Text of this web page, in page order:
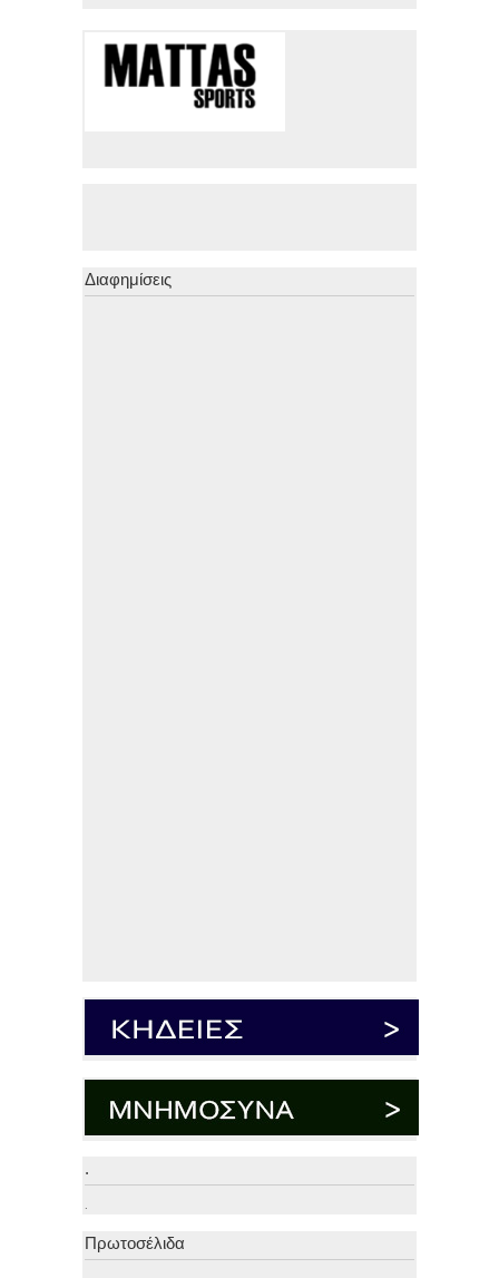
Διαφημίσεις
.
.
Πρωτοσέλιδα